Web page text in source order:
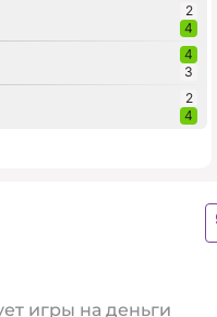
2
4
4
3
2
4
игры на деньги